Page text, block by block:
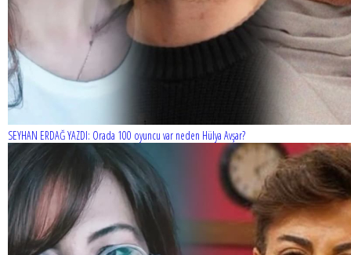
SEYHAN ERDAĞ YAZDI: Orada 100 oyuncu var neden Hülya Avşar?